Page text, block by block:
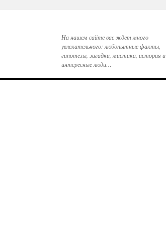
На нашем сайте вас ждет много
увлекательного: любопытные факты,
гипотезы, загадки, мистика, история и
интересные люди…